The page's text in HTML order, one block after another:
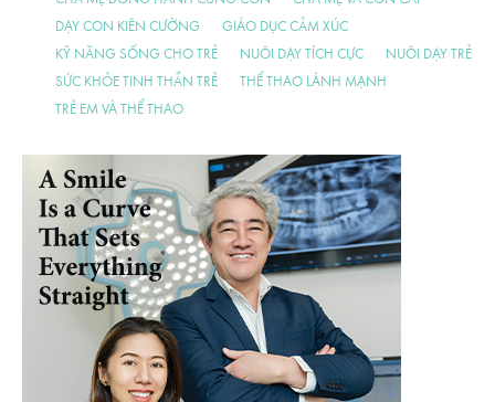
DẠY CON KIÊN CƯỜNG
GIÁO DỤC CẢM XÚC
KỸ NĂNG SỐNG CHO TRẺ
NUÔI DẠY TÍCH CỰC
NUÔI DẠY TRẺ
SỨC KHỎE TINH THẦN TRẺ
THỂ THAO LÀNH MẠNH
TRẺ EM VÀ THỂ THAO